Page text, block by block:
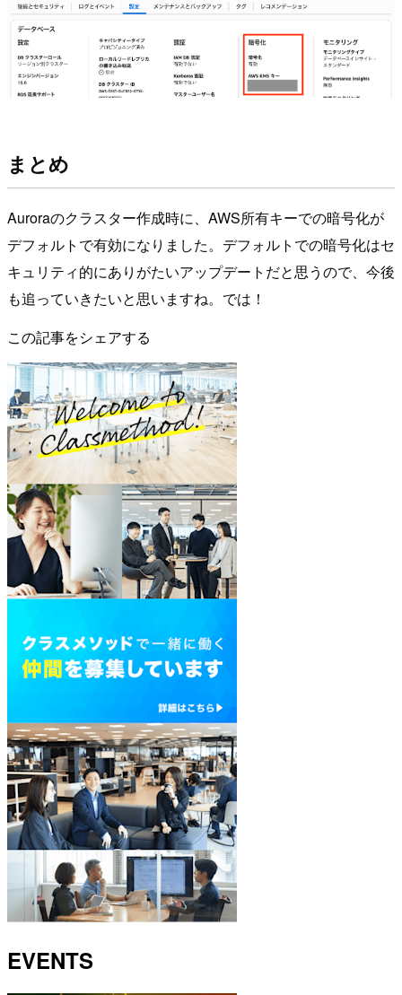
まとめ
Auroraのクラスター作成時に、AWS所有キーでの暗号化が
デフォルトで有効になりました。デフォルトでの暗号化はセ
キュリティ的にありがたいアップデートだと思うので、今後
も追っていきたいと思いますね。では！
この記事をシェアする
EVENTS